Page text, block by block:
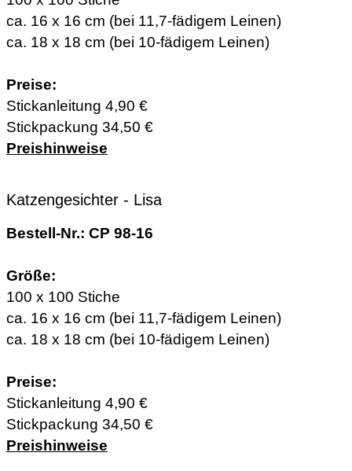
ca. 16 x 16 cm (bei 11,7-fädigem Leinen)
ca. 18 x 18 cm (bei 10-fädigem Leinen)
Preise:
Stickanleitung 4,90 €
Stickpackung 34,50 €
Preishinweise
Katzengesichter - Lisa
Bestell-Nr.: CP 98-16
Größe:
100 x 100 Stiche
ca. 16 x 16 cm (bei 11,7-fädigem Leinen)
ca. 18 x 18 cm (bei 10-fädigem Leinen)
Preise:
Stickanleitung 4,90 €
Stickpackung 34,50 €
Preishinweise